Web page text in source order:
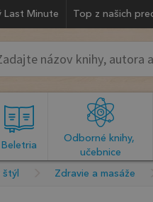
Last Minute Top z našich
Beletria
Odborné knihy,
učebnice
štýl Zdravie a masáže